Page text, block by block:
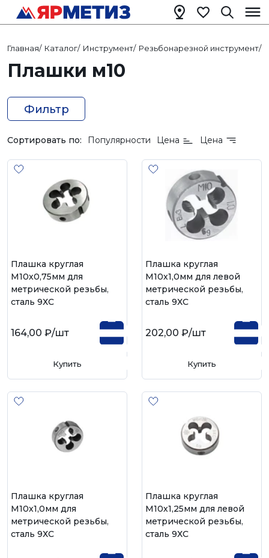
Главная/ Каталог/ Инструмент/ Резьбонарезной инструмент/
Плашки м10
Фильтр
Сортировать по: Популярности Цена Цена
Плашка круглая
М10х0,75мм для
метрической резьбы,
сталь 9ХС
164,00 ₽/шт
Купить
Плашка круглая
М10х1,0мм для левой
метрической резьбы,
сталь 9ХС
202,00 ₽/шт
Купить
Плашка круглая
М10х1,0мм для
метрической резьбы,
сталь 9ХС
Плашка круглая
М10х1,25мм для левой
метрической резьбы,
сталь 9ХС